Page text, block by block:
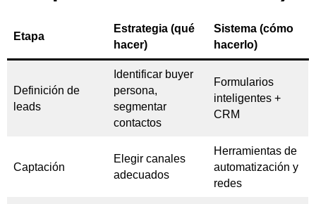
Etapa
Estrategia (qué
hacer)
Sistema (cómo
hacerlo)
Definición de
leads
Identificar buyer
persona,
segmentar
contactos
Formularios
inteligentes +
CRM
Captación
Elegir canales
adecuados
Herramientas de
automatización y
redes